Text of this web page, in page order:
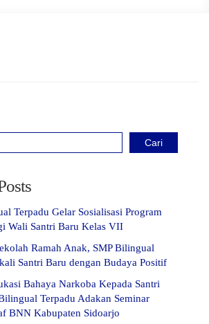
Cari
Terpadu Gelar Sosialisasi Program
Wali Santri Baru Kelas VII
Ramah Anak, SMP Bilingual
Santri Baru dengan Budaya Positif
Bahaya Narkoba Kepada Santri
Terpadu Adakan Seminar
BNN Kabupaten Sidoarjo